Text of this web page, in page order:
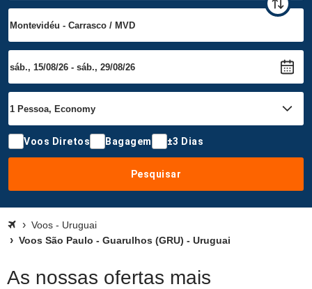
Voos Diretos Bagagem ±3 Dias
Pesquisar
Voos - Uruguai
Voos São Paulo - Guarulhos (GRU) - Uruguai
As nossas ofertas mais